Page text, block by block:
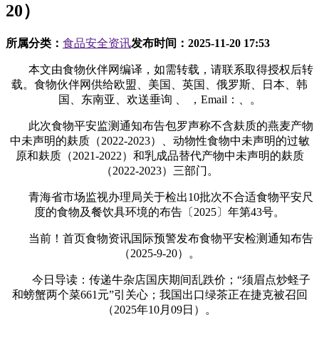
20）
所属分类： 食品安全资讯发布时间： 2025-11-20 17:53
本文由食物伙伴网编译，如需转载，请联系取得授权后转
载。食物伙伴网供给欧盟、美国、英国、俄罗斯、日本、韩
国、东南亚、欢送垂询 、 ，Email：、。
此次食物平安监测通知布告包罗声称不含麸质的燕麦产物
中未声明的麸质（2022-2023）、动物性食物中未声明的过敏
原和麸质（2021-2022）和乳成品替代产物中未声明的麸质
（2022-2023）三部门。
青海省市场监视办理局关于检出10批次不合适食物平安尺
度的食物及餐饮具环境的布告〔2025〕年第43号。
当前！首页食物资讯国际预警发布食物平安检测通知布告
（2025-9-20）。
今日导读：传递牛杂店国庆期间乱跌价；“须眉点炒蛏子
和螃蟹两个菜661元”引关心；我国出口绿茶正在捷克被召回
（2025年10月09日）。